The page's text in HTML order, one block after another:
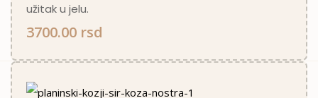
užitak u jelu.
3700.00 rsd